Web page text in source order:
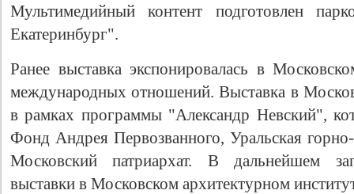
Мультимедийный контент подготовлен
Екатеринбург".
Ранее выставка экспонировалась в
международных отношений. Выставка в
в рамках программы "Александр Невский",
Фонд Андрея Первозванного, Уральская
Московский патриархат. В дальнейшем
выставки в Московском архитектурном
Свидетельство